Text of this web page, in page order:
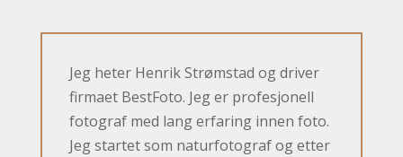
Jeg heter Henrik Strømstad og driver
firmaet BestFoto. Jeg er profesjonell
fotograf med lang erfaring innen foto.
Jeg startet som naturfotograf og etter